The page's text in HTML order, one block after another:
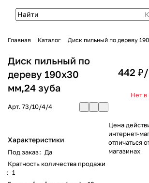
Главная Каталог Диск пильный по дереву
Диск пильный по
дереву 190х30
мм,24 зуба
Арт. 73/10/4/4
Характеристики
Под заказ: Да
Кратность количества продажи
: 1
442 ₽/
Нет в
Цена
интернет-
отличаться
магазинах